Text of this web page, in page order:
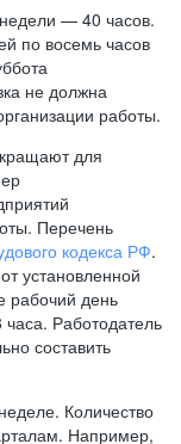
— 40 часов.
по восемь часов
не должна
работы.
для
Перечень
кодекса РФ.
установленной
рабочий день
часа. Работодатель
составить
Количество
Например,